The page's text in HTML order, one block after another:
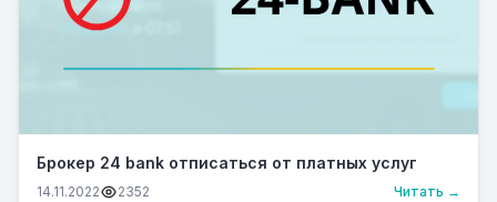
Брокер 24 bank отписаться от платных услуг
14.11.2022 2352 Читать →